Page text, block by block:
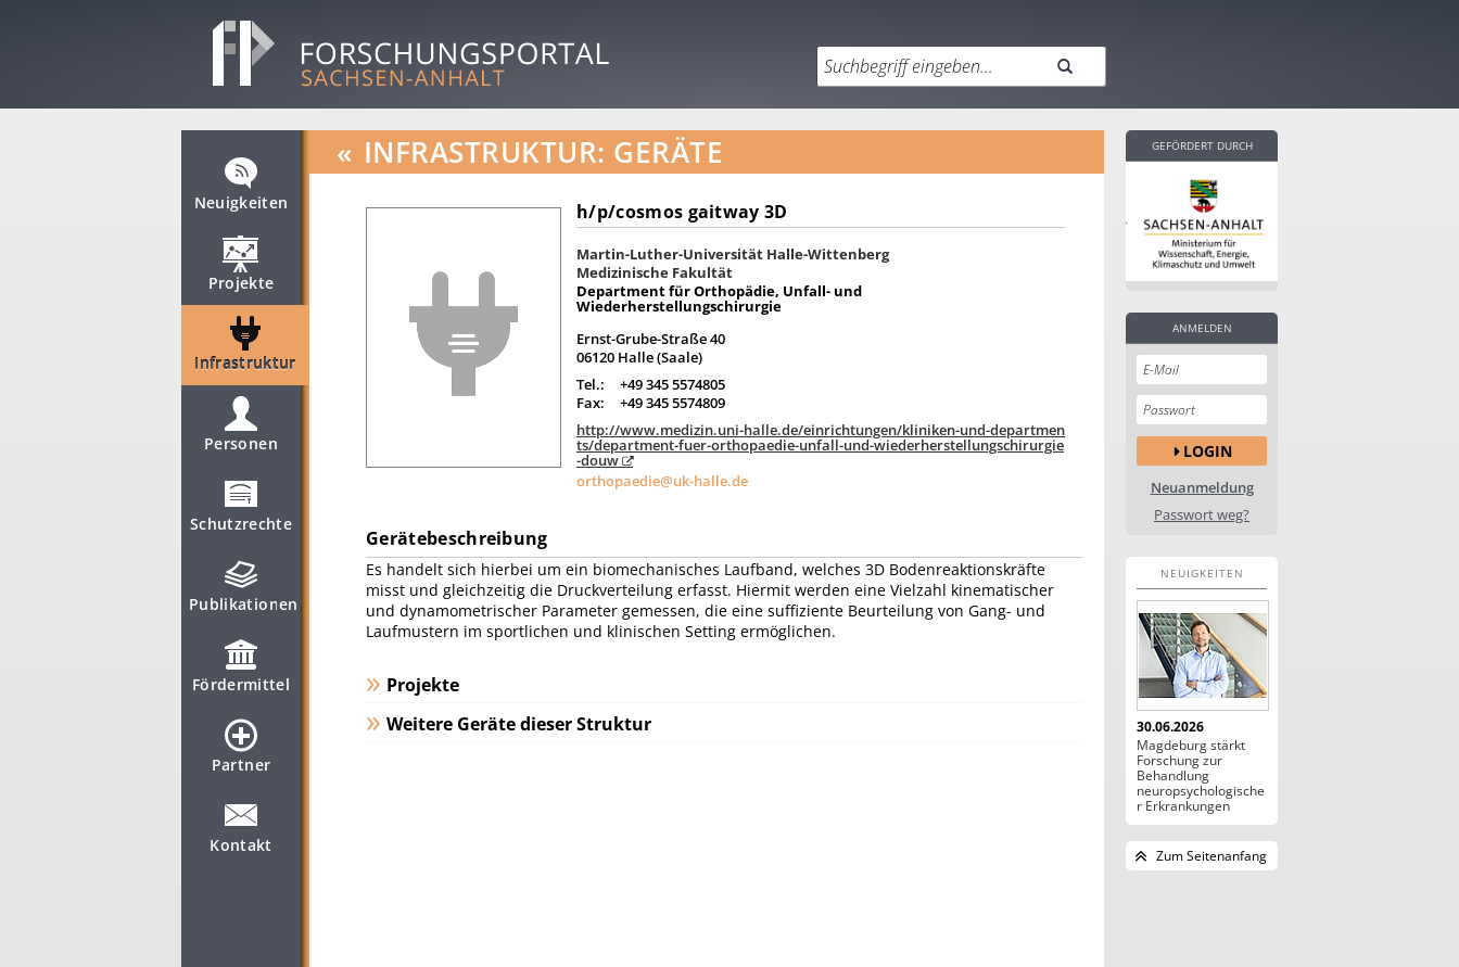
Neuigkeiten
Projekte
Infrastruktur
Personen
Schutzrechte
Publikationen
Fördermittel
Partner
Kontakt
« INFRASTRUKTUR: GERÄTE
h/p/cosmos gaitway 3D
Martin-Luther-Universität Halle-Wittenberg
Medizinische Fakultät
Department für Orthopädie, Unfall- und
Wiederherstellungschirurgie
Ernst-Grube-Straße 40
06120 Halle (Saale)
Tel.:
+49 345 5574805
Fax:
+49 345 5574809
http://www.medizin.uni-halle.de/einrichtungen/kliniken-und-departmen
ts/department-fuer-orthopaedie-unfall-und-wiederherstellungschirurgie
-douw
orthopaedie@uk-halle.de
Gerätebeschreibung
Es handelt sich hierbei um ein biomechanisches Laufband, welches 3D Bodenreaktionskräfte
misst und gleichzeitig die Druckverteilung erfasst. Hiermit werden eine Vielzahl kinematischer
und dynamometrischer Parameter gemessen, die eine suffiziente Beurteilung von Gang- und
Laufmustern im sportlichen und klinischen Setting ermöglichen.
Projekte
Weitere Geräte dieser Struktur
GEFÖRDERT DURCH
ANMELDEN
LOGIN
Neuanmeldung
Passwort weg?
NEUIGKEITEN
30.06.2026
Magdeburg stärkt
Forschung zur
Behandlung
neuropsychologische
r Erkrankungen
Zum Seitenanfang